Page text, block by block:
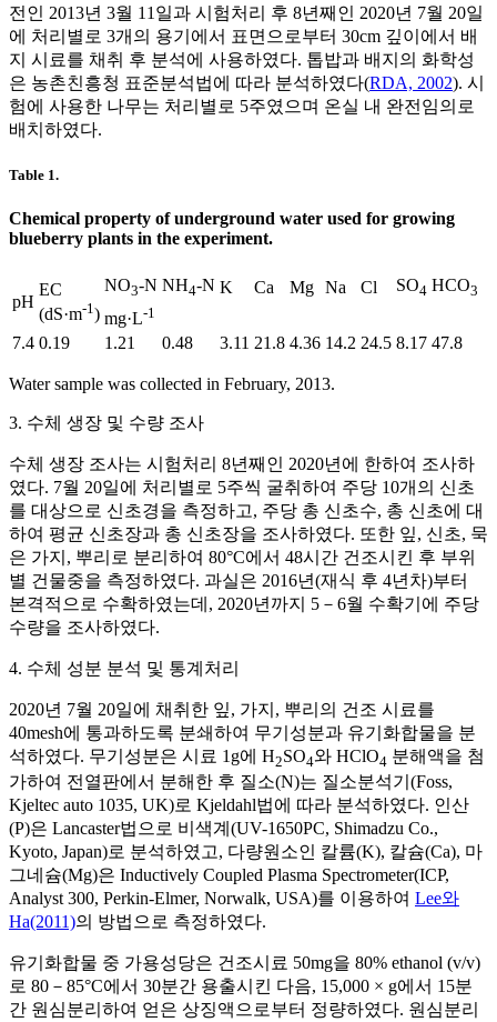
전인 2013년 3월 11일과 시험처리 후 8년째인 2020년 7월 20일
에 처리별로 3개의 용기에서 표면으로부터 30cm 깊이에서 배
지 시료를 채취 후 분석에 사용하였다. 톱밥과 배지의 화학성
은 농촌친흥청 표준분석법에 따라 분석하였다(RDA, 2002). 시
험에 사용한 나무는 처리별로 5주였으며 온실 내 완전임의로
배치하였다.
Table 1.
Chemical property of underground water used for growing
blueberry plants in the experiment.
pH
EC
(dS·m-1)
NO3-N NH4-N K Ca Mg Na Cl SO4 HCO3
mg·L-1
7.4 0.19 1.21 0.48 3.11 21.8 4.36 14.2 24.5 8.17 47.8
Water sample was collected in February, 2013.
3. 수체 생장 및 수량 조사
수체 생장 조사는 시험처리 8년째인 2020년에 한하여 조사하
였다. 7월 20일에 처리별로 5주씩 굴취하여 주당 10개의 신초
를 대상으로 신초경을 측정하고, 주당 총 신초수, 총 신초에 대
하여 평균 신초장과 총 신초장을 조사하였다. 또한 잎, 신초, 묵
은 가지, 뿌리로 분리하여 80°C에서 48시간 건조시킨 후 부위
별 건물중을 측정하였다. 과실은 2016년(재식 후 4년차)부터
본격적으로 수확하였는데, 2020년까지 5－6월 수확기에 주당
수량을 조사하였다.
4. 수체 성분 분석 및 통계처리
2020년 7월 20일에 채취한 잎, 가지, 뿌리의 건조 시료를
40mesh에 통과하도록 분쇄하여 무기성분과 유기화합물을 분
석하였다. 무기성분은 시료 1g에 H2SO4와 HClO4 분해액을 첨
가하여 전열판에서 분해한 후 질소(N)는 질소분석기(Foss,
Kjeltec auto 1035, UK)로 Kjeldahl법에 따라 분석하였다. 인산
(P)은 Lancaster법으로 비색계(UV-1650PC, Shimadzu Co.,
Kyoto, Japan)로 분석하였고, 다량원소인 칼륨(K), 칼슘(Ca), 마
그네슘(Mg)은 Inductively Coupled Plasma Spectrometer(ICP,
Analyst 300, Perkin-Elmer, Norwalk, USA)를 이용하여 Lee와
Ha(2011)의 방법으로 측정하였다.
유기화합물 중 가용성당은 건조시료 50mg을 80% ethanol (v/v)
로 80－85°C에서 30분간 용출시킨 다음, 15,000 × g에서 15분
간 원심분리하여 얻은 상징액으로부터 정량하였다. 원심분리